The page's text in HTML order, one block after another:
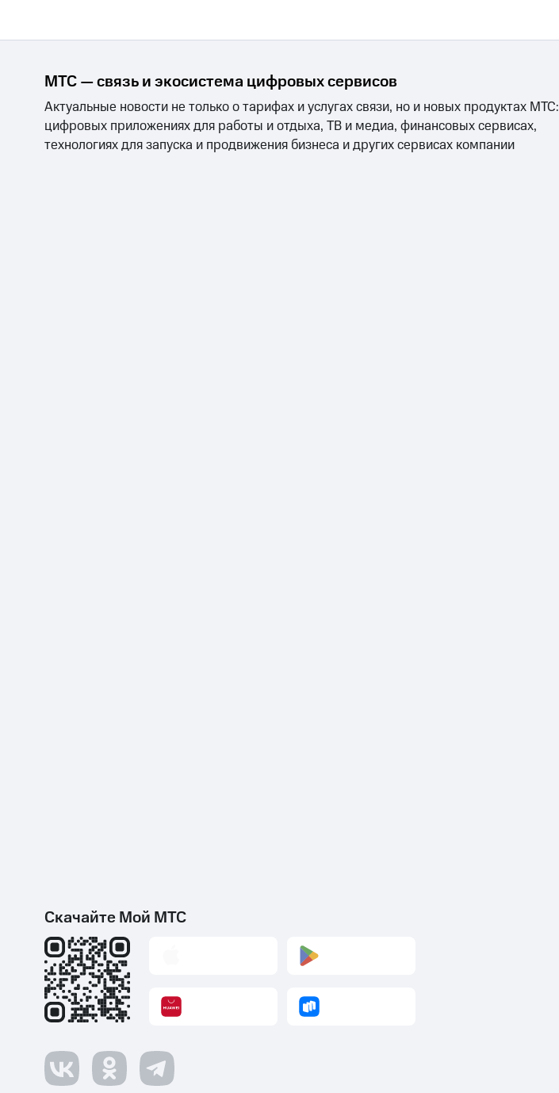
МТС — связь и экосистема цифровых сервисов
Актуальные новости не только о тарифах и услугах связи, но и новых продуктах МТС:
цифровых приложениях для работы и отдыха, ТВ и медиа, финансовых сервисах,
технологиях для запуска и продвижения бизнеса и других сервисах компании
Скачайте Мой МТС